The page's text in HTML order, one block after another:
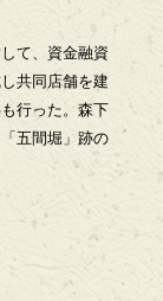
て、資金融資
共同店舗を建
行った。森下
五間堀」跡の